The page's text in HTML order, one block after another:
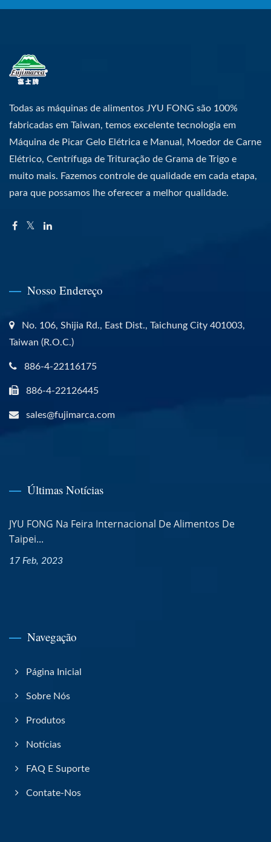
Todas as máquinas de alimentos JYU FONG são 100%
fabricadas em Taiwan, temos excelente tecnologia em
Máquina de Picar Gelo Elétrica e Manual, Moedor de Carne
Elétrico, Centrífuga de Trituração de Grama de Trigo e
muito mais. Fazemos controle de qualidade em cada etapa,
para que possamos lhe oferecer a melhor qualidade.
Nosso Endereço
No. 106, Shijia Rd., East Dist., Taichung City 401003,
Taiwan (R.O.C.)
886-4-22116175
886-4-22126445
sales@fujimarca.com
Últimas Notícias
JYU FONG Na Feira Internacional De Alimentos De
Taipei...
17 Feb, 2023
Navegação
Página Inicial
Sobre Nós
Produtos
Notícias
FAQ E Suporte
Contate-Nos